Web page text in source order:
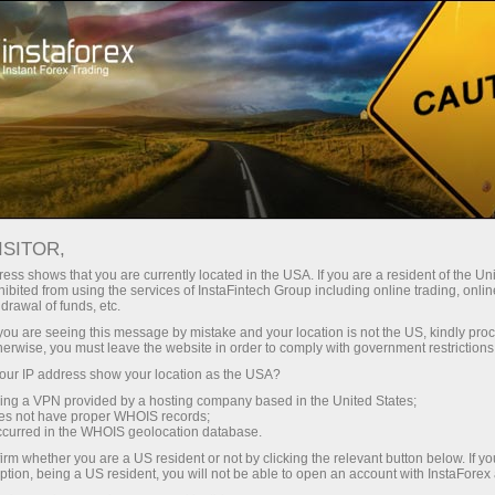
С InstaForex вы получаете
конкурентным возможностям:
кредитное плечо до 1:5000, одни
из лучших спредов и комиссий
на рынке, а также
привлекательные условия для
торговли акциями и индексами
Минимальные
Бонус 30%
на каждый депозит
Скорость
в трейдинге и на трассе
shows that you are currently located in the USA. If you are a resident of the
from using the services of InstaFintech Group including online trading,
of funds, etc.
are seeing this message by mistake and your location is not the US, kindly
you must leave the website in order to comply with government
IP address show your location as the USA?
a VPN provided by a hosting company based in the United States;
not have proper WHOIS records;
in the WHOIS geolocation database.
whether you are a US resident or not by clicking the relevant button below. If
being a US resident, you will not be able to open an account with InstaForex